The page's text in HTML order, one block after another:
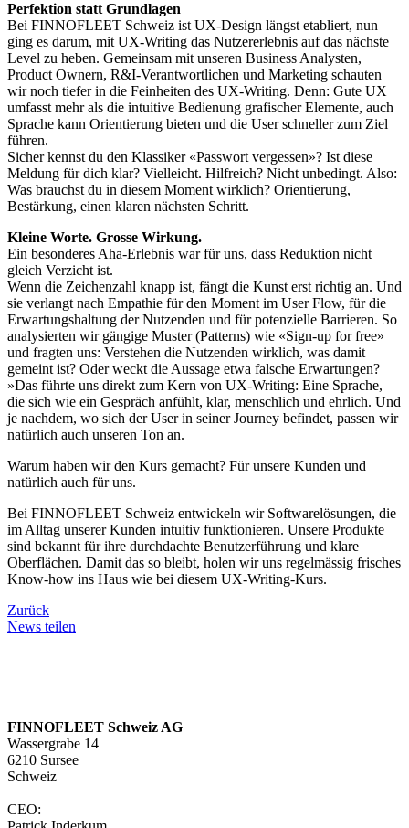
Perfektion statt Grundlagen
Bei FINNOFLEET Schweiz ist UX-Design längst etabliert, nun
ging es darum, mit UX-Writing das Nutzererlebnis auf das nächste
Level zu heben. Gemeinsam mit unseren Business Analysten,
Product Ownern, R&I-Verantwortlichen und Marketing schauten
wir noch tiefer in die Feinheiten des UX-Writing. Denn: Gute UX
umfasst mehr als die intuitive Bedienung grafischer Elemente, auch
Sprache kann Orientierung bieten und die User schneller zum Ziel
führen.
Sicher kennst du den Klassiker «Passwort vergessen»? Ist diese
Meldung für dich klar? Vielleicht. Hilfreich? Nicht unbedingt. Also:
Was brauchst du in diesem Moment wirklich? Orientierung,
Bestärkung, einen klaren nächsten Schritt.
Kleine Worte. Grosse Wirkung.
Ein besonderes Aha-Erlebnis war für uns, dass Reduktion nicht
gleich Verzicht ist.
Wenn die Zeichenzahl knapp ist, fängt die Kunst erst richtig an. Und
sie verlangt nach Empathie für den Moment im User Flow, für die
Erwartungshaltung der Nutzenden und für potenzielle Barrieren. So
analysierten wir gängige Muster (Patterns) wie «Sign-up for free»
und fragten uns: Verstehen die Nutzenden wirklich, was damit
gemeint ist? Oder weckt die Aussage etwa falsche Erwartungen?
»Das führte uns direkt zum Kern von UX-Writing: Eine Sprache,
die sich wie ein Gespräch anfühlt, klar, menschlich und ehrlich. Und
je nachdem, wo sich der User in seiner Journey befindet, passen wir
natürlich auch unseren Ton an.
Warum haben wir den Kurs gemacht? Für unsere Kunden und
natürlich auch für uns.
Bei FINNOFLEET Schweiz entwickeln wir Softwarelösungen, die
im Alltag unserer Kunden intuitiv funktionieren. Unsere Produkte
sind bekannt für ihre durchdachte Benutzerführung und klare
Oberflächen. Damit das so bleibt, holen wir uns regelmässig frisches
Know-how ins Haus wie bei diesem UX-Writing-Kurs.
Zurück
News teilen
FINNOFLEET Schweiz AG
Wassergrabe 14
6210 Sursee
Schweiz
CEO: